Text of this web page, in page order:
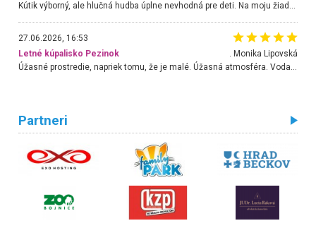
Kútik výborný, ale hlučná hudba úplne nevhodná pre deti. Na moju žiadosť o aspoň sušenie nereagovali.
27.06.2026, 16:53
Letné kúpalisko Pezinok
. Monika Lipovská
Partneri